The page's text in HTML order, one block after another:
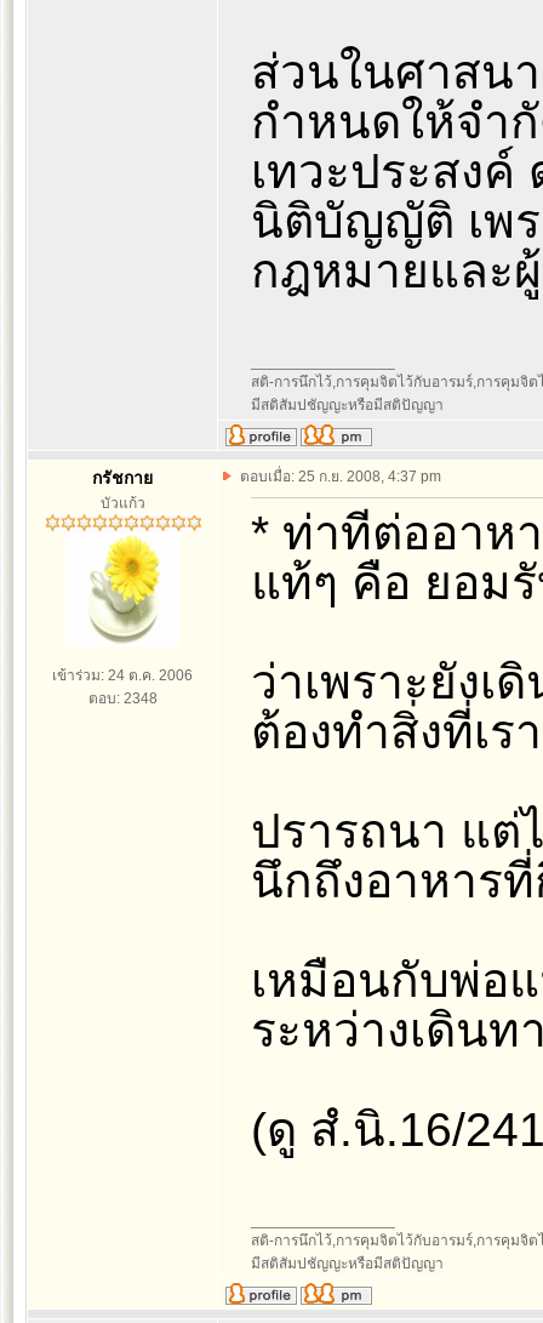
ส่วนในศาสน
กำหนดให้จำ
เทวะประสง
นิติบัญญัติ เพร
กฎหมายและ
สติ-การนึกไว้,การคุมจิตไว้กับอารมร์,การคุมจิ
มีสติสัมปชัญญะหรือมีสติปัญญา
กรัชกาย
บัวแก้ว
เข้าร่วม: 24 ต.ค. 2006
ตอบ: 2348
ตอบเมื่อ: 25 ก.ย. 2008, 4:37 pm
* ท่าทีต่ออาห
แท้ๆ คือ ยอม
ว่าเพราะยังเ
ต้องทำสิ่งที่เร
ปรารถนา แต่
นึกถึงอาหาร
เหมือนกับพ่อ
ระหว่างเดินท
(ดู สํ.นิ.16/
สติ-การนึกไว้,การคุมจิตไว้กับอารมร์,การคุมจิ
มีสติสัมปชัญญะหรือมีสติปัญญา